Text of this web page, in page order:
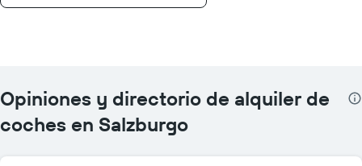
Opiniones y directorio de alquiler de
coches en Salzburgo